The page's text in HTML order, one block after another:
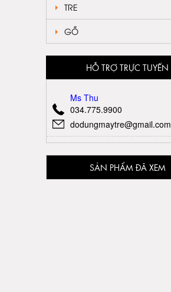
TRE
GỖ
HỖ TRỢ TRỰC TUYẾN
Ms Thu
034.775.9900
dodungmaytre@gmail.com
SẢN PHẨM ĐÃ XEM